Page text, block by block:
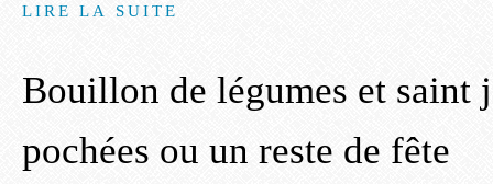
LIRE LA SUITE
Bouillon de légumes et saint
pochées ou un reste de fête